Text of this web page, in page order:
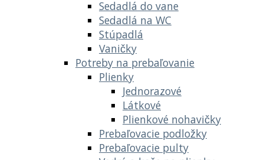
Sedadlá do vane
Sedadlá na WC
Stúpadlá
Vaničky
Potreby na prebaľovanie
Plienky
Jednorazové
Látkové
Plienkové nohavičky
Prebaľovacie podložky
Prebaľovacie pulty